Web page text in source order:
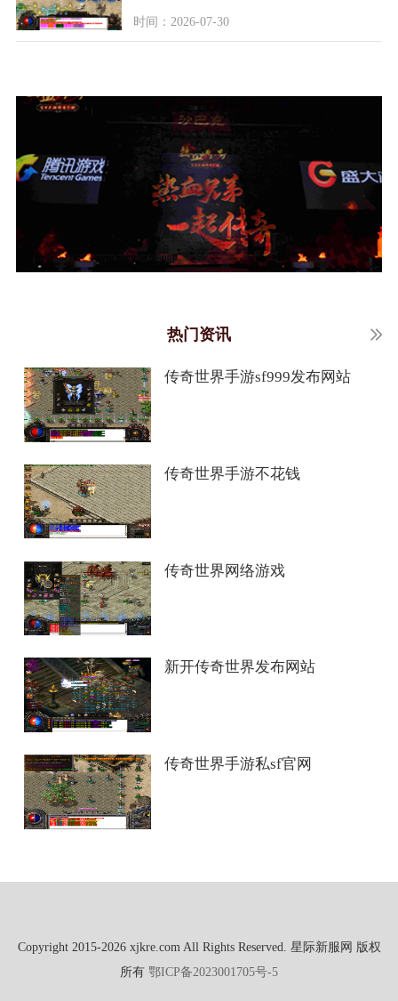
时间：2026-07-30
热门资讯
传奇世界手游sf999发布网站
传奇世界手游不花钱
传奇世界网络游戏
新开传奇世界发布网站
传奇世界手游私sf官网
Copyright 2015-2026 xjkre.com All Rights Reserved. 星际新服网 版权
所有 鄂ICP备2023001705号-5